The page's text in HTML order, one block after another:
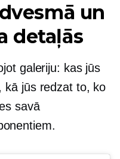
un
detaļās
galeriju: kas jūs
kā jūs redzat to, ko
savā